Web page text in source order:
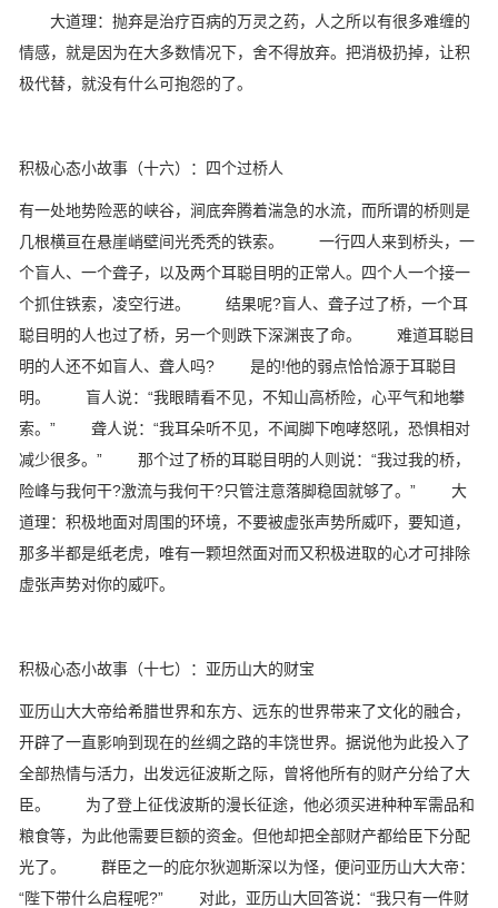
大道理：抛弃是治疗百病的万灵之药，人之所以有很多难缠的
情感，就是因为在大多数情况下，舍不得放弃。把消极扔掉，让积
极代替，就没有什么可抱怨的了。
积极心态小故事（十六）：四个过桥人
有一处地势险恶的峡谷，涧底奔腾着湍急的水流，而所谓的桥则是
几根横亘在悬崖峭壁间光秃秃的铁索。 一行四人来到桥头，一
个盲人、一个聋子，以及两个耳聪目明的正常人。四个人一个接一
个抓住铁索，凌空行进。 结果呢?盲人、聋子过了桥，一个耳
聪目明的人也过了桥，另一个则跌下深渊丧了命。 难道耳聪目
明的人还不如盲人、聋人吗? 是的!他的弱点恰恰源于耳聪目
明。 盲人说：“我眼睛看不见，不知山高桥险，心平气和地攀
索。” 聋人说：“我耳朵听不见，不闻脚下咆哮怒吼，恐惧相对
减少很多。” 那个过了桥的耳聪目明的人则说：“我过我的桥，
险峰与我何干?激流与我何干?只管注意落脚稳固就够了。” 大
道理：积极地面对周围的环境，不要被虚张声势所威吓，要知道，
那多半都是纸老虎，唯有一颗坦然面对而又积极进取的心才可排除
虚张声势对你的威吓。
积极心态小故事（十七）：亚历山大的财宝
亚历山大大帝给希腊世界和东方、远东的世界带来了文化的融合，
开辟了一直影响到现在的丝绸之路的丰饶世界。据说他为此投入了
全部热情与活力，出发远征波斯之际，曾将他所有的财产分给了大
臣。 为了登上征伐波斯的漫长征途，他必须买进种种军需品和
粮食等，为此他需要巨额的资金。但他却把全部财产都给臣下分配
光了。 群臣之一的庇尔狄迦斯深以为怪，便问亚历山大大帝：
“陛下带什么启程呢?” 对此，亚历山大回答说：“我只有一件财